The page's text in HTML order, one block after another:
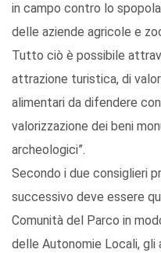
in campo contro lo
delle aziende agricole e
Tutto ciò è possibile
attrazione turistica, di
alimentari da difendere
valorizzazione dei beni
archeologici”.
Secondo i due consiglieri
successivo deve essere
Comunità del Parco in
delle Autonomie Locali, gli